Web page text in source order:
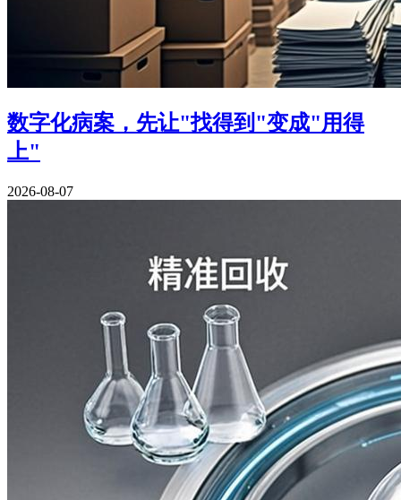
数字化病案，先让"找得到"变成"用得
上"
2026-08-07